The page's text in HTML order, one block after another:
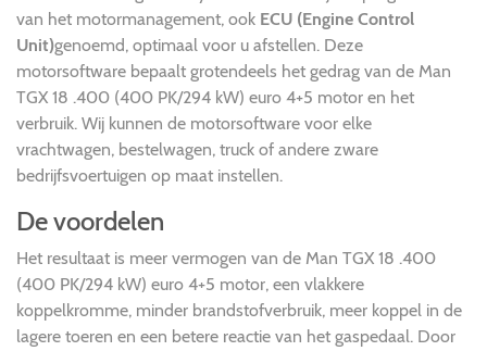
van het motormanagement, ook ECU (Engine Control
Unit)genoemd, optimaal voor u afstellen. Deze
motorsoftware bepaalt grotendeels het gedrag van de Man
TGX 18 .400 (400 PK/294 kW) euro 4+5 motor en het
verbruik. Wij kunnen de motorsoftware voor elke
vrachtwagen, bestelwagen, truck of andere zware
bedrijfsvoertuigen op maat instellen.
De voordelen
Het resultaat is meer vermogen van de Man TGX 18 .400
(400 PK/294 kW) euro 4+5 motor, een vlakkere
koppelkromme, minder brandstofverbruik, meer koppel in de
lagere toeren en een betere reactie van het gaspedaal. Door